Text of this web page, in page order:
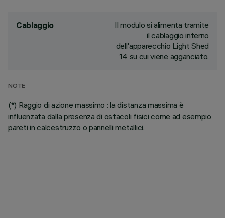
Cablaggio
Il modulo si alimenta tramite
il cablaggio interno
dell'apparecchio Light Shed
14 su cui viene agganciato.
NOTE
(*) Raggio di azione massimo : la distanza massima è
influenzata dalla presenza di ostacoli fisici come ad esempio
pareti in calcestruzzo o pannelli metallici.